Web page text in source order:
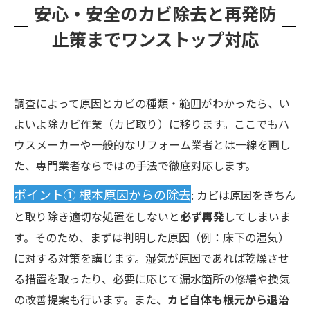
安心・安全のカビ除去と再発防
止策までワンストップ対応
調査によって原因とカビの種類・範囲がわかったら、い
よいよ除カビ作業（カビ取り）に移ります。ここでもハ
ウスメーカーや一般的なリフォーム業者とは一線を画し
た、専門業者ならではの手法で徹底対応します。
ポイント① 根本原因からの除去: カビは原因をきちん
と取り除き適切な処置をしないと必ず再発してしまいま
す。そのため、まずは判明した原因（例：床下の湿気）
に対する対策を講じます。湿気が原因であれば乾燥させ
る措置を取ったり、必要に応じて漏水箇所の修繕や換気
の改善提案も行います。また、 カビ自体も根元から退治